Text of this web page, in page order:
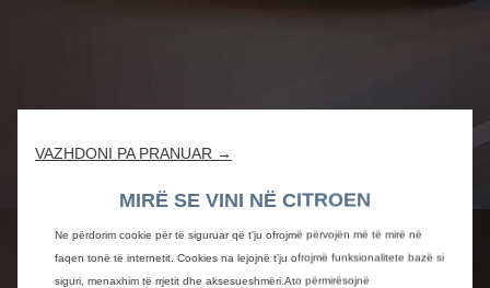
NJË FTESË PËR UDHËTIM
VAZHDONI PA PRANUAR →
MIRË SE VINI NË CITROEN
Ne përdorim cookie për të siguruar që t'ju ofrojmë përvojën më të mirë në
faqen tonë të internetit. Cookies na lejojnë t'ju ofrojmë funksionalitete bazë si
siguri, menaxhim të rrjetit dhe aksesueshmëri.Ato përmirësojnë